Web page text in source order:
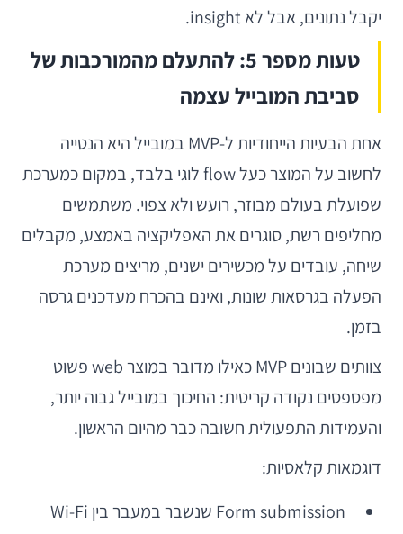
יקבל נתונים, אבל לא insight.
טעות מספר 5: להתעלם מהמורכבות של
סביבת המובייל עצמה
אחת הבעיות הייחודיות ל-MVP במובייל היא הנטייה
לחשוב על המוצר כעל flow לוגי בלבד, במקום כמערכת
שפועלת בעולם מבוזר, רועש ולא צפוי. משתמשים
מחליפים רשת, סוגרים את האפליקציה באמצע, מקבלים
שיחה, עובדים על מכשירים ישנים, מריצים מערכת
הפעלה בגרסאות שונות, ואינם בהכרח מעדכנים גרסה
בזמן.
צוותים שבונים MVP כאילו מדובר במוצר web פשוט
מפספסים נקודה קריטית: החיכוך במובייל גבוה יותר,
והעמידות התפעולית חשובה כבר מהיום הראשון.
דוגמאות קלאסיות:
Form submission שנשבר במעבר בין Wi-Fi